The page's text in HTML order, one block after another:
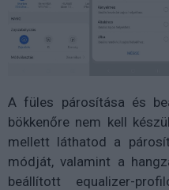
A füles párosítása és
bökkenőre nem kell
mellett láthatod a
módját, valamint a
beállított equalizer-